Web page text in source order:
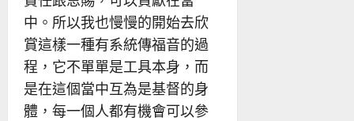
中。所以我也慢慢的開始去欣
賞這樣一種有系統傳福音的過
程，它不單單是工具本身，而
是在這個當中互為是基督的身
體，每一個人都有機會可以參